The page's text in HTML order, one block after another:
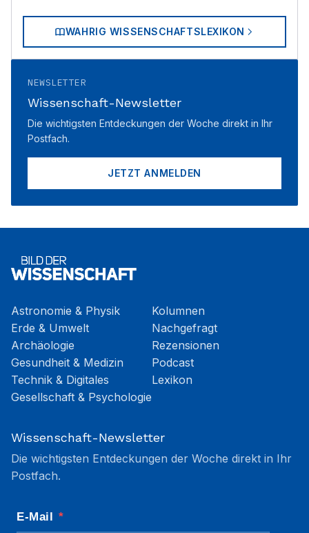
WAHRIG WISSENSCHAFTSLEXIKON
NEWSLETTER
Wissenschaft-Newsletter
Die wichtigsten Entdeckungen der Woche direkt in Ihr
Postfach.
JETZT ANMELDEN
Astronomie & Physik
Erde & Umwelt
Archäologie
Gesundheit & Medizin
Technik & Digitales
Gesellschaft & Psychologie
Kolumnen
Nachgefragt
Rezensionen
Podcast
Lexikon
Wissenschaft-Newsletter
Die wichtigsten Entdeckungen der Woche direkt in Ihr
Postfach.